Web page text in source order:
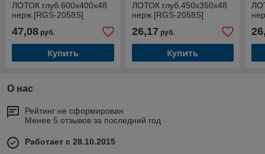
ЛОТОК глуб.600х400х48
нерж.[RGS-2058S]
47,08 руб.
Купить
ЛОТОК глуб.450х350х48
нерж.[RGS-2058S]
26,17 руб.
Купить
О нас
Рейтинг не сформирован
Менее 5 отзывов за последний год
Работает с 28.10.2015